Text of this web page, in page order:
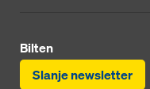
Bilten
Slanje newsletter